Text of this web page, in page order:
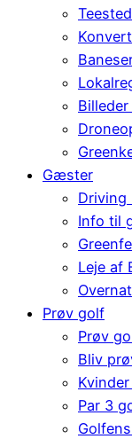
Gæster
Driving
Info til
Leje af
Prøv golf
Prøv
Bliv
Par 3